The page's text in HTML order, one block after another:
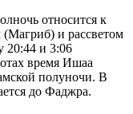
относится к
(Магриб) и рассветом
20:44 и 3:06
время Ишаа
полуночи. В
до Фаджра.